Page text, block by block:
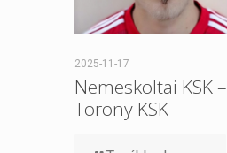
2025-11-17
Nemeskoltai KSK –
Torony KSK